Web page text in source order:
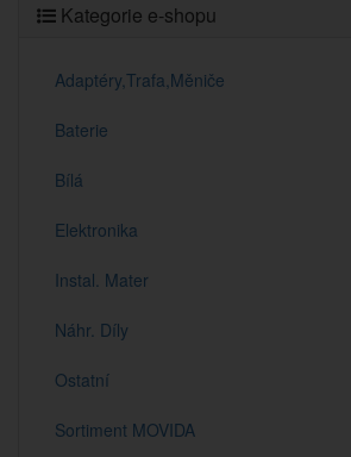
Kategorie e-shopu
Adaptéry,Trafa,Měniče
Baterie
Bílá
Elektronika
Instal. Mater
Náhr. Díly
Ostatní
Sortiment MOVIDA